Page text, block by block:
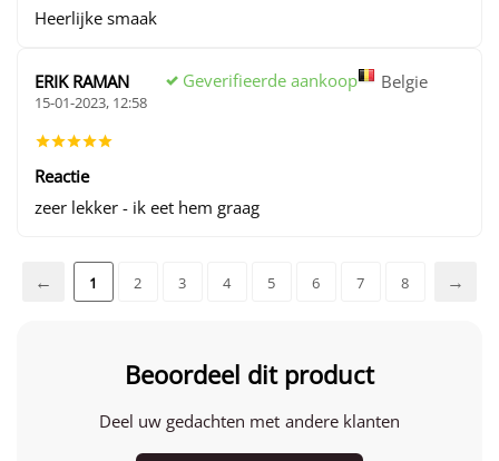
Heerlijke smaak
ERIK RAMAN Geverifieerde aankoop Belgie
15-01-2023, 12:58
Reactie
zeer lekker - ik eet hem graag
1 2 3 4 5 6 7 8
Beoordeel dit product
Deel uw gedachten met andere klanten